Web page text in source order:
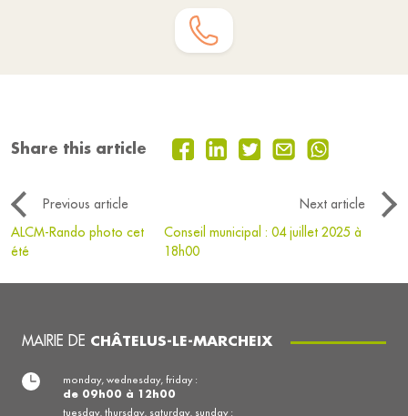
Share this article
Previous article
Next article
ALCM-Rando photo cet
été
Conseil municipal : 04 juillet 2025 à
18h00
MAIRIE DE CHÂTELUS-LE-MARCHEIX
monday, wednesday, friday :
de 09h00 à 12h00
tuesday, thursday, saturday, sunday :